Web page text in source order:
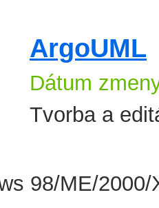
ArgoUML
Dátum
Tvorba a
98/ME/2000/